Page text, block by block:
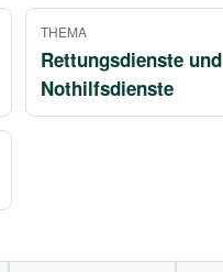
THEMA
Rettungsdienste und
Nothilfsdienste